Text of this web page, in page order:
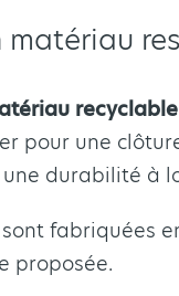
matériau
pour une
durabilité à
fabriquées
proposée.